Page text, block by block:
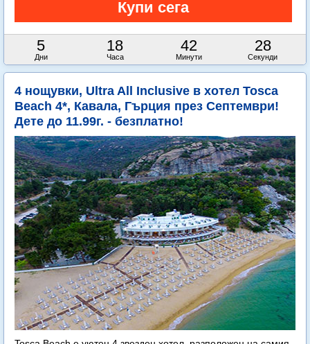
5
Дни
18
Часа
42
Минути
26
Секунди
4 нощувки, Ultra All Inclusive в хотел Tosca
Beach 4*, Кавала, Гърция през Септември!
Дете до 11.99г. - безплатно!